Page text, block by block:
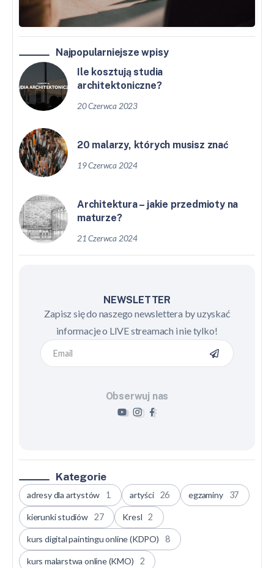
Najpopularniejsze wpisy
Ile kosztują studia
architektoniczne?
20 Czerwca 2023
20 malarzy, których musisz znać
19 Czerwca 2024
Architektura – jakie przedmioty na
maturze?
21 Czerwca 2024
NEWSLETTER
Zapisz się do naszego newslettera by uzyskać
informacje o LIVE streamach i nie tylko!
Obserwuj nas
Kategorie
adresy dla artystów 1 artyści 26 egzaminy 37
kierunki studiów 27 Kresl 2
kurs digital paintingu online (KDPO) 8
kurs malarstwa online (KMO) 2